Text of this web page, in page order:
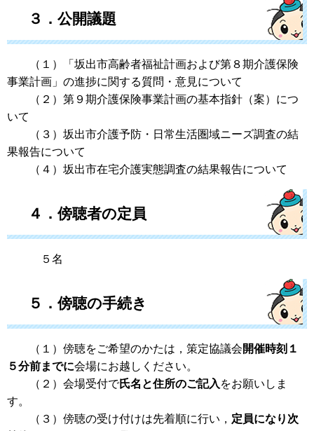
３．公開議題
（１）「坂出市高齢者福祉計画および第８期介護保険
事業計画」の進捗に関する質問・意見について
（２）第９期介護保険事業計画の基本指針（案）につ
いて
（３）坂出市介護予防・日常生活圏域ニーズ調査の結
果報告について
（４）坂出市在宅介護実態調査の結果報告について
４．傍聴者の定員
５名
５．傍聴の手続き
（１）傍聴をご希望のかたは，策定協議会開催時刻１
５分前までに会場にお越しください。
（２）会場受付で氏名と住所のご記入 をお願いしま
す。
（３）傍聴の受け付けは先着順に行い， 定員になり次